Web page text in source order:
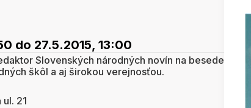
do 27.5.2015, 13:00
Slovenských národných novín na besede
škôl a aj širokou verejnosťou.
21